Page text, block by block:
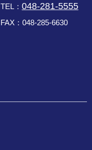
TEL： 048-281-5555
FAX：048-285-6630